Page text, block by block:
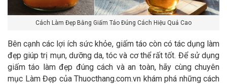
Cách Làm Đẹp Bằng Giấm Táo Đúng Cách Hiệu Quả Cao
Bên cạnh các lợi ích sức khỏe, giấm táo còn có tác dụng làm
đẹp giúp trị mụn, dưỡng da, tóc và cơ thể rất tốt. Để sử dụng
giấm táo làm đẹp đúng cách và an toàn, hãy cùng chuyên
mục Làm Đẹp của Thuocthang.com.vn khám phá những cách